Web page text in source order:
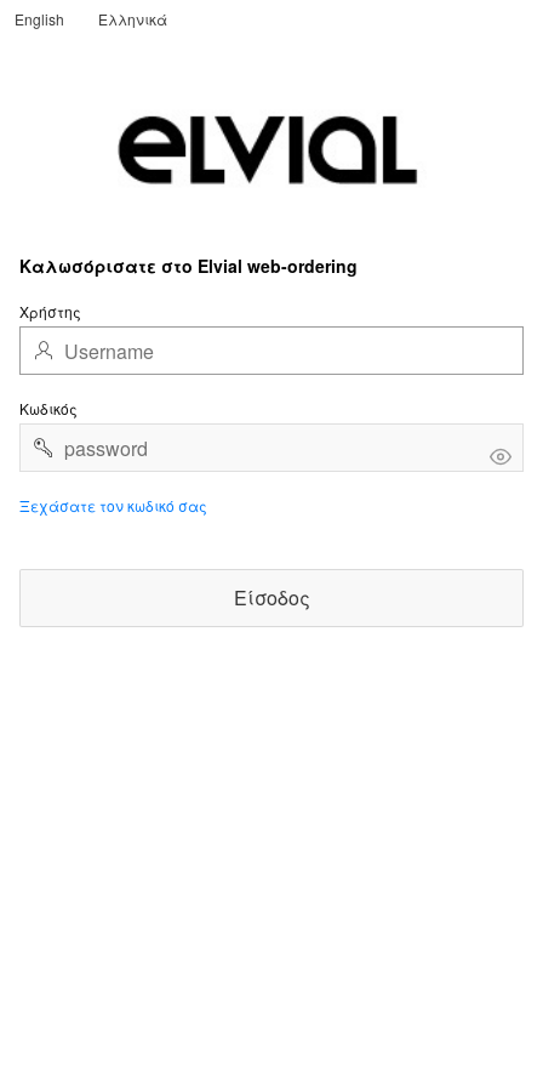
Translate
English Ελληνικά
Καλωσόρισατε στο Elvial web-ordering
Χρήστης
Κωδικός
Ξεχάσατε τον κωδικό σας
Είσοδος